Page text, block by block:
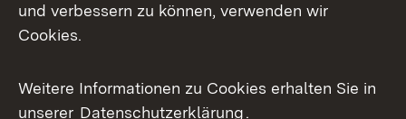
Facebook
X / Twitter
und verbessern zu können, verwenden wir
Cookies.
Weitere Informationen zu Cookies erhalten Sie in
unserer Datenschutzerklärung.